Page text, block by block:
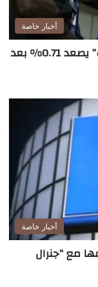
أخبار خاصة
الأسهم الأميركية تتباين.. و”ناسداك” يصعد 0.71% بعد
أخبار خاصة
مع “جنرال